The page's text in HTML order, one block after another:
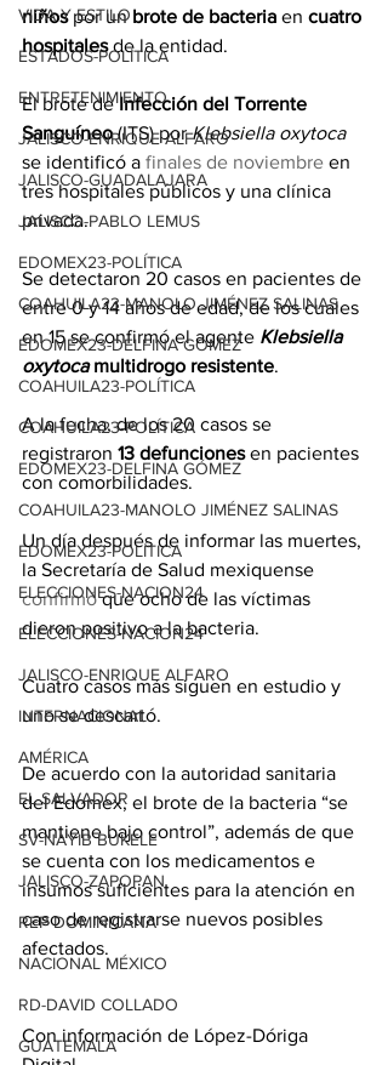
VIDA Y ESTILO
ESTADOS-POLÍTICA
ENTRETENIMIENTO
JALISCO-ENRIQUE ALFARO
JALISCO-GUADALAJARA
JALISCO-PABLO LEMUS
EDOMEX23-POLÍTICA
COAHUILA23-MANOLO JIMÉNEZ SALINAS
EDOMEX23-DELFINA GÓMEZ
COAHUILA23-POLÍTICA
COAHUILA23-POLÍTICA
EDOMEX23-DELFINA GÓMEZ
COAHUILA23-MANOLO JIMÉNEZ SALINAS
EDOMEX23-POLÍTICA
ELECCIONES-NACION24
ELECCIONES-NACION24
JALISCO-ENRIQUE ALFARO
INTERNACIONAL
AMÉRICA
EL SALVADOR
SV-NAYIB BUKELE
JALISCO-ZAPOPAN
REP DOMINICANA
NACIONAL MÉXICO
RD-DAVID COLLADO
GUATEMALA
niños por un brote de bacteria en cuatro
hospitales de la entidad.
El brote de Infección del Torrente
Sanguíneo (ITS) por Klebsiella oxytoca
se identificó a finales de noviembre en
tres hospitales públicos y una clínica
privada.
Se detectaron 20 casos en pacientes de
entre 0 y 14 años de edad, de los cuales
en 15 se confirmó el agente Klebsiella
oxytoca multidrogo resistente.
A la fecha, de los 20 casos se
registraron 13 defunciones en pacientes
con comorbilidades.
Un día después de informar las muertes,
la Secretaría de Salud mexiquense
confirmó que ocho de las víctimas
dieron positivo a la bacteria.
Cuatro casos más siguen en estudio y
uno se descartó.
De acuerdo con la autoridad sanitaria
del Edomex, el brote de la bacteria “se
mantiene bajo control”, además de que
se cuenta con los medicamentos e
insumos suficientes para la atención en
caso de registrarse nuevos posibles
afectados.
Con información de López-Dóriga